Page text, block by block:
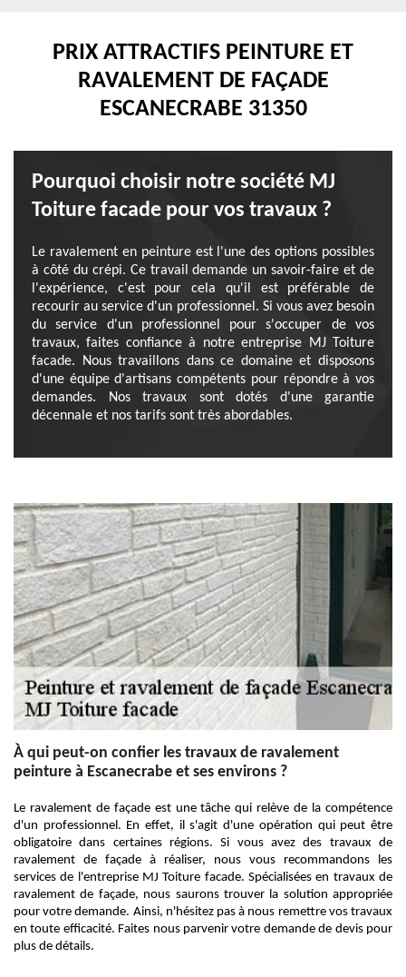
PRIX ATTRACTIFS PEINTURE ET
RAVALEMENT DE FAÇADE
ESCANECRABE 31350
Pourquoi choisir notre société MJ
Toiture facade pour vos travaux ?
Le ravalement en peinture est l'une des options possibles
à côté du crépi. Ce travail demande un savoir-faire et de
l'expérience, c'est pour cela qu'il est préférable de
recourir au service d'un professionnel. Si vous avez besoin
du service d'un professionnel pour s'occuper de vos
travaux, faites confiance à notre entreprise MJ Toiture
facade. Nous travaillons dans ce domaine et disposons
d'une équipe d'artisans compétents pour répondre à vos
demandes. Nos travaux sont dotés d'une garantie
décennale et nos tarifs sont très abordables.
À qui peut-on confier les travaux de ravalement
peinture à Escanecrabe et ses environs ?
Le ravalement de façade est une tâche qui relève de la compétence
d'un professionnel. En effet, il s'agit d'une opération qui peut être
obligatoire dans certaines régions. Si vous avez des travaux de
ravalement de façade à réaliser, nous vous recommandons les
services de l'entreprise MJ Toiture facade. Spécialisées en travaux de
ravalement de façade, nous saurons trouver la solution appropriée
pour votre demande. Ainsi, n'hésitez pas à nous remettre vos travaux
en toute efficacité. Faites nous parvenir votre demande de devis pour
plus de détails.